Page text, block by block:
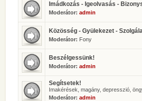
Imádkozás - Igeolvasás -
Moderátor: admin
Közösség - Gyülekezet -
Moderátor: Fony
Beszélgessünk!
Moderátor: admin
Segítsetek!
Imakérések, magány, depresszió,
Moderátor: admin